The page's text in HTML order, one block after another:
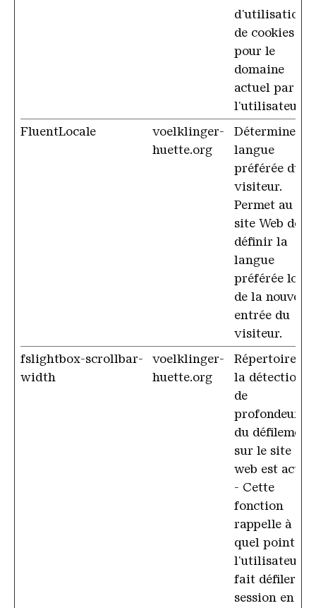
d'utilisation
de cookies
pour le
domaine
actuel par
l'utilisateur
FluentLocale
voelklinger-
huette.org
Détermine la
langue
préférée du
visiteur.
Permet au
site Web de
définir la
langue
préférée lors
de la nouvelle
entrée du
visiteur.
fslightbox-scrollbar-
width
voelklinger-
huette.org
Répertoire si
la détection
de
profondeur
du défilement
sur le site
web est activé
- Cette
fonction
rappelle à
quel point
l'utilisateur a
fait défiler la
session en